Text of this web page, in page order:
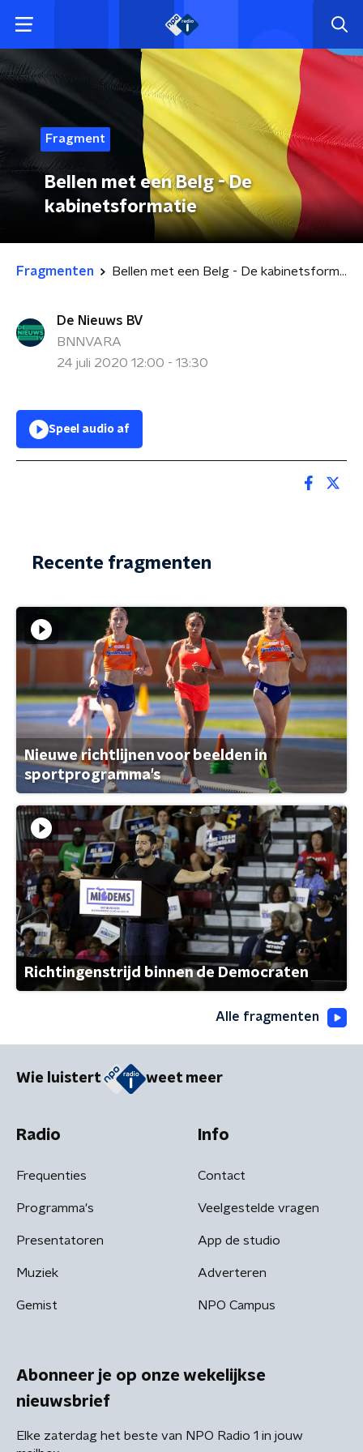
Fragment
Bellen met een Belg - De
kabinetsformatie
Fragmenten Bellen met een Belg - De kabinetsformatie
De Nieuws BV
BNNVARA
24 juli 2020 12:00 - 13:30
Speel audio af
Recente fragmenten
Nieuwe richtlijnen voor beelden in
sportprogramma's
Richtingenstrijd binnen de Democraten
Alle fragmenten
Wie luistert weet meer
Radio
Frequenties
Programma's
Presentatoren
Muziek
Gemist
Info
Contact
Veelgestelde vragen
App de studio
Adverteren
NPO Campus
Abonneer je op onze wekelijkse
nieuwsbrief
Elke zaterdag het beste van NPO Radio 1 in jouw